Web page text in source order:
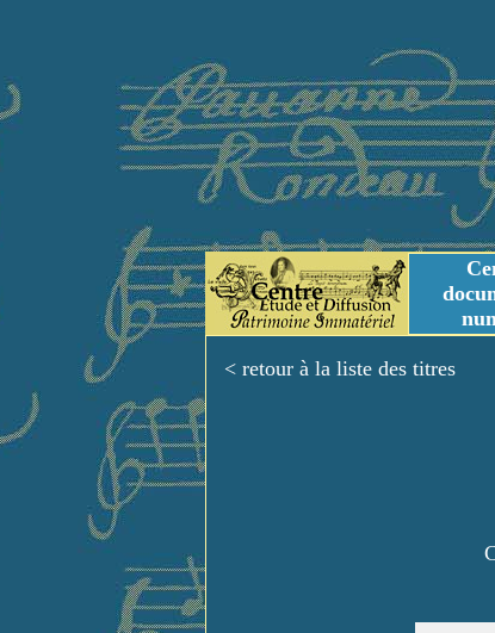
< retour à la liste des titres